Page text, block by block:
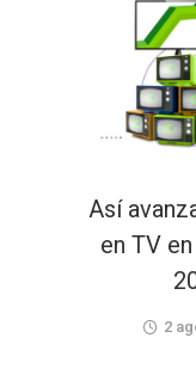
Así
en TV
2